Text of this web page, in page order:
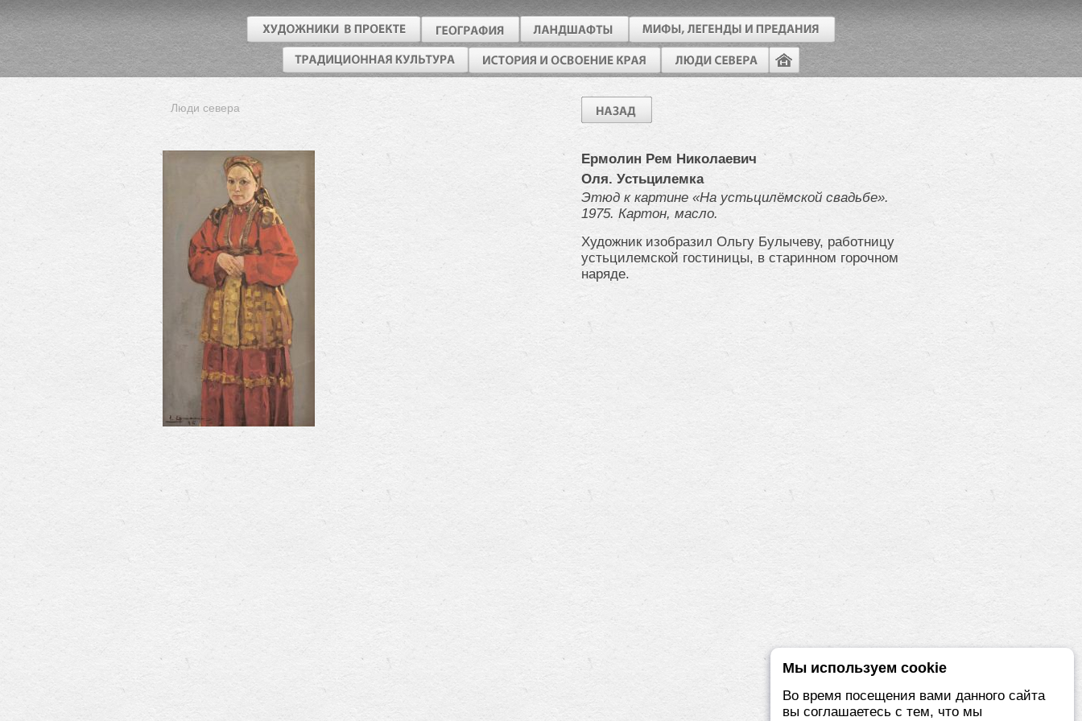
Люди севера
Ермолин Рем Николаевич
Оля. Устьцилемка
Этюд к картине «На устьцилёмской свадьбе».
1975. Картон, масло.
Художник изобразил Ольгу Булычеву, работницу
устьцилемской гостиницы, в старинном горочном
наряде.
Мы используем cookie
Во время посещения вами данного сайта
вы соглашаетесь с тем, что мы